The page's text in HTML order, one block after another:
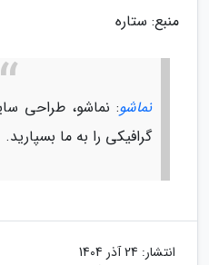
منبع: ستاره
نماشو: نماشو، طراحی
گرافیکی را به ما بسپارید.
انتشار: 24 آذر 1404